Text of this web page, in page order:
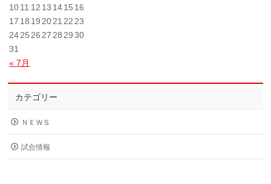
« 7月
1011 12 13 1415 16
17 18 19 2021 22 23
2425 26 27 28 29 30
31
カテゴリー
ＮＥＷＳ
試合情報